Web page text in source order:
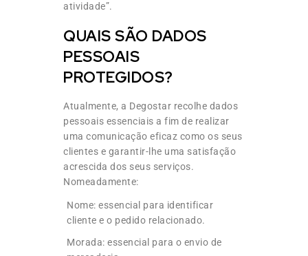
atividade”.
QUAIS SÃO DADOS
PESSOAIS
PROTEGIDOS?
Atualmente, a Degostar recolhe dados
pessoais essenciais a fim de realizar
uma comunicação eficaz como os seus
clientes e garantir-lhe uma satisfação
acrescida dos seus serviços.
Nomeadamente:
Nome: essencial para identificar
cliente e o pedido relacionado.
Morada: essencial para o envio de